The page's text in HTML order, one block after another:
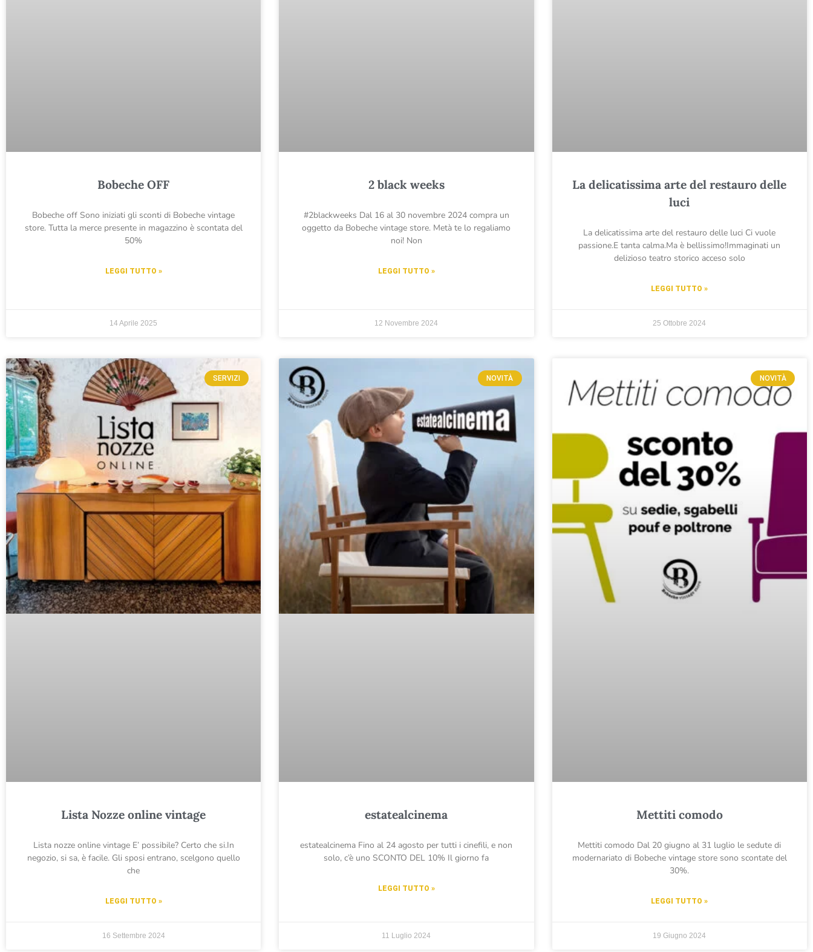
Bobeche OFF
Bobeche off Sono iniziati gli sconti di Bobeche vintage
store. Tutta la merce presente in magazzino è scontata del
50%
LEGGI TUTTO »
14 Aprile 2025
2 black weeks
#2blackweeks Dal 16 al 30 novembre 2024 compra un
oggetto da Bobeche vintage store. Metà te lo regaliamo
noi! Non
LEGGI TUTTO »
12 Novembre 2024
La delicatissima arte del restauro delle
luci
La delicatissima arte del restauro delle luci Ci vuole
passione.E tanta calma.Ma è bellissimo!Immaginati un
delizioso teatro storico acceso solo
LEGGI TUTTO »
25 Ottobre 2024
SERVIZI
Lista Nozze online vintage
Lista nozze online vintage E’ possibile? Certo che si.In
negozio, si sa, è facile. Gli sposi entrano, scelgono quello
che
LEGGI TUTTO »
16 Settembre 2024
NOVITÀ
estatealcinema
estatealcinema Fino al 24 agosto per tutti i cinefili, e non
solo, c’è uno SCONTO DEL 10% Il giorno fa
LEGGI TUTTO »
11 Luglio 2024
NOVITÀ
Mettiti comodo
Mettiti comodo Dal 20 giugno al 31 luglio le sedute di
modernariato di Bobeche vintage store sono scontate del
30%.
LEGGI TUTTO »
19 Giugno 2024